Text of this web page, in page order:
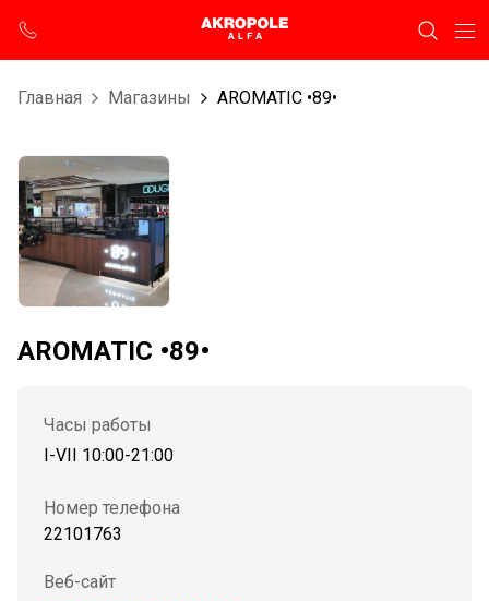
Главная Магазины AROMATIC •89•
AROMATIC •89•
Часы работы
I-VII 10:00-21:00
Номер телефона
22101763
Веб-сайт